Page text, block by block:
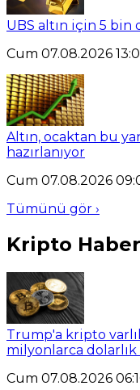
UBS altın için 5 bin
Cum 07.08.2026
Altın, ocaktan bu
hazırlanıyor
Cum 07.08.2026
Tümünü gör ›
Kripto
Trump'a kripto
milyonlarca
Cum 07.08.2026